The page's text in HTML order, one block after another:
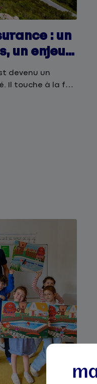
: un
un enjeu
devenu un
Il touche à la fois
de